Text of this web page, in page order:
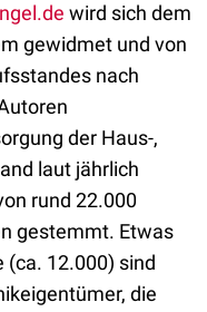
wird sich dem
gewidmet und von
nach
der Haus-,
laut jährlich
rund 22.000
gestemmt. Etwas
(ca. 12.000) sind
die